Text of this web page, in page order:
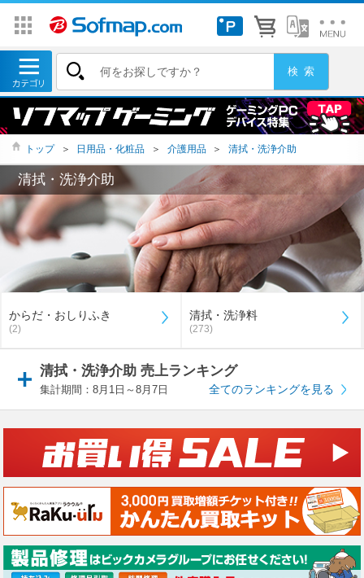
トップ ＞ 日用品・化粧品 ＞ 介護用品 ＞ 清拭・洗浄介助
清拭・洗浄介助
からだ・おしりふき
(2)
清拭・洗浄料
(273)
清拭・洗浄介助 売上ランキング
集計期間：8月1日～8月7日 全てのランキングを見る